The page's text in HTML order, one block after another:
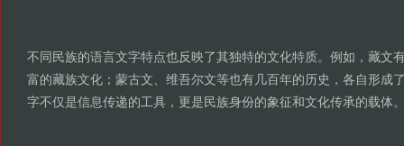
不同民族的语言文字特点也反映了其独特的文化特质。例如，藏文
富的藏族文化；蒙古文、维吾尔文等也有几百年的历史，各自形成
字不仅是信息传递的工具，更是民族身份的象征和文化传承的载体